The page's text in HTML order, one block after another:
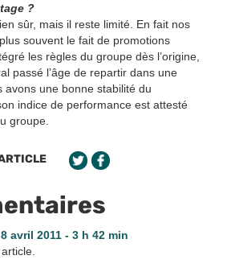
?
sûr, mais il reste limité. En fait nos
souvent le fait de promotions
les règles du groupe dès l’origine,
passé l’âge de repartir dans une
avons une bonne stabilité du
indice de performance est attesté
groupe.
8 avril 2011 - 3 h 42 min